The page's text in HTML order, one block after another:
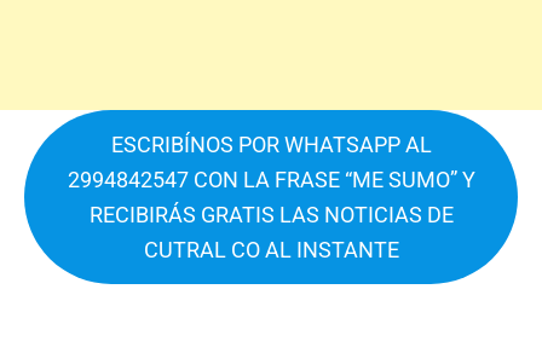
ESCRIBÍNOS POR WHATSAPP AL
2994842547 CON LA FRASE “ME SUMO” Y
RECIBIRÁS GRATIS LAS NOTICIAS DE
CUTRAL CO AL INSTANTE